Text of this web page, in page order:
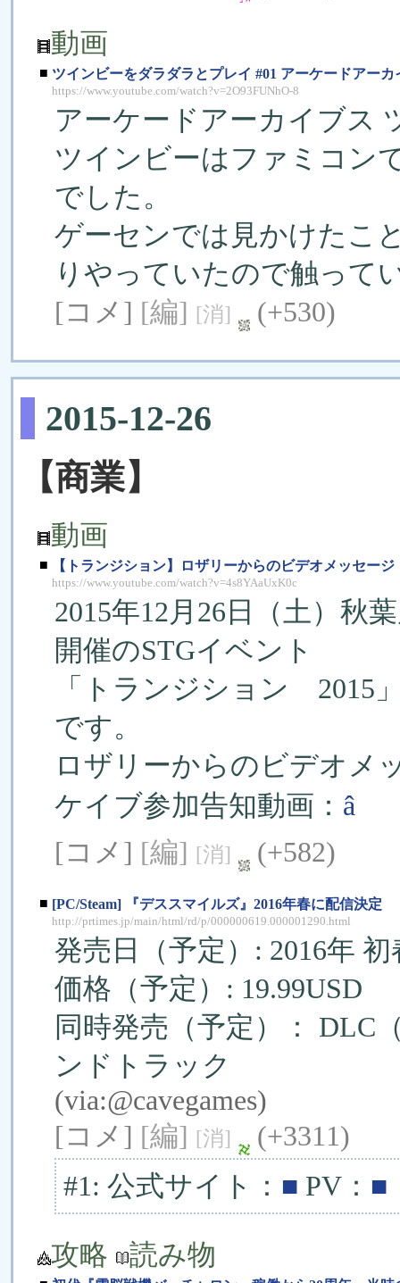
動画
■ ツインビーをダラダラとプレイ #01 アーケードアーカ
https://www.youtube.com/watch?v=2O93FUNhO-8
アーケードアーカイブス
ツインビーはファミコン
でした。
ゲーセンでは見かけ­たこ
りやっていたので触って
[コメ] [編] [消] (+530)
2015-12-26
【商業】
動画
■ 【トランジション】ロザリーからのビデオメッセー
https://www.youtube.com/watch?v=4s8YAaUxK0c
2015年12月26日（土）秋
開催のSTGイベント
「トランジション 2015
です。
ロザリーからのビデオメ
ケイブ参加告知動画： â
[コメ] [編] [消] (+582)
■ [PC/Steam] 『デススマイルズ』2016年春に配信決定
http://prtimes.jp/main/html/rd/p/000000619.000001290.html
発売日（予定）: 2016年 初
価格（予定）: 19.99USD
同時発売（予定）： DLC
ンドトラック
(via:@cavegames)
[コメ] [編] [消]
(+3311)
#1: 公式サイト： ■ PV： ■
攻略 読み物